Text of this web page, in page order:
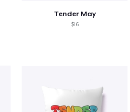
Tender May
$16